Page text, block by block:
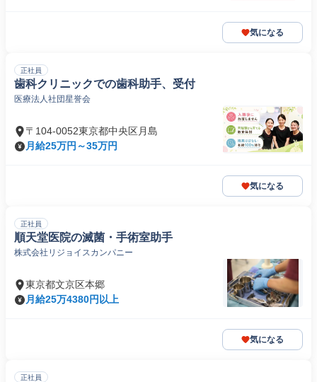
気になる
正社員
歯科クリニックでの歯科助手、受付
医療法人社団星誉会
〒104-0052東京都中央区月島
月給25万円～35万円
気になる
正社員
順天堂医院の滅菌・手術室助手
株式会社リジョイスカンパニー
東京都文京区本郷
月給25万4380円以上
気になる
正社員